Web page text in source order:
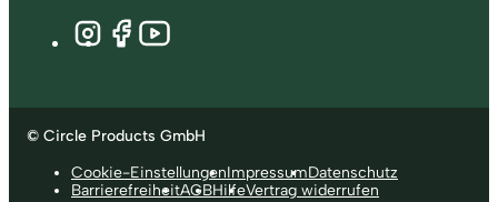
© Circle Products GmbH
Cookie-EinstellungenImpressumDatenschutz
BarrierefreiheitAGBHilfeVertrag widerrufen